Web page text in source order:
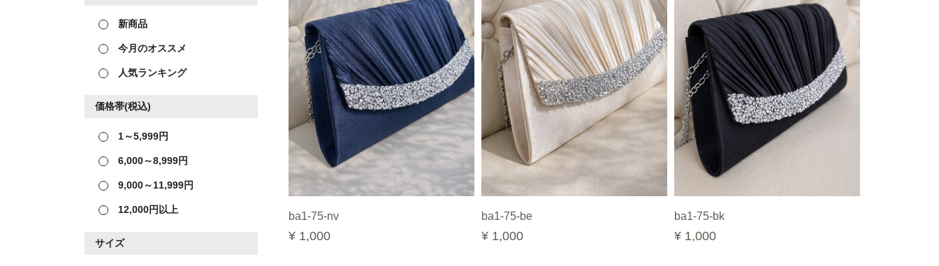
新商品
今月のオススメ
人気ランキング
価格帯(税込)
1～5,999円
6,000～8,999円
9,000～11,999円
12,000円以上
サイズ
ba1-75-nv
¥ 1,000
ba1-75-be
¥ 1,000
ba1-75-bk
¥ 1,000